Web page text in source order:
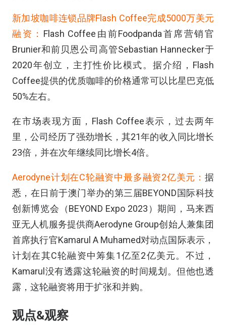
新加坡咖啡连锁品牌Flash Coffee完成5000万美元
融资： Flash Coffee由前Foodpanda首席营销官
Brunier和前贝恩公司高管Sebastian Hannecker于
2020年创立，主打性价比模式。据介绍，Flash
Coffee提供的优质咖啡的价格通常可以比星巴克低
50%左右。
在市场表现方面，Flash Coffee表示，过去两年
里，公司经历了强劲增长，其21年的收入同比增长
23倍，并在次年继续同比增长4倍。
Aerodyne计划在C轮融资中最多融资2亿美元： 据
悉，在日前于澳门举办的第三届BEYOND国际科技
创新博览会（BEYOND Expo 2023）期间，马来西
亚无人机服务提供商Aerodyne Group创始人兼集团
首席执行官Kamarul A Muhamed对动点国际表示，
计划在其C轮融资中筹集1亿至2亿美元。不过，
Kamarul没有透露这轮融资的时间规划。但他也透
露，这轮融资将用于扩张和并购。
观点&观察